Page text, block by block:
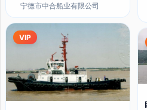
宁德市中合船业有限公司
VIP